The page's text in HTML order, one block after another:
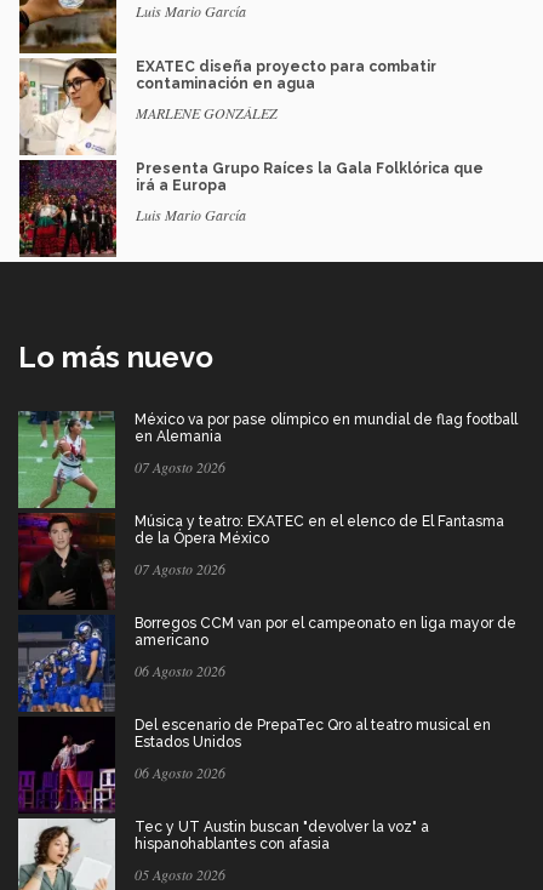
Luis Mario García
EXATEC diseña proyecto para combatir
contaminación en agua
MARLENE GONZÁLEZ
Presenta Grupo Raíces la Gala Folklórica que
irá a Europa
Luis Mario García
Lo más nuevo
México va por pase olímpico en mundial de flag football
en Alemania
07 Agosto 2026
Música y teatro: EXATEC en el elenco de El Fantasma
de la Ópera México
07 Agosto 2026
Borregos CCM van por el campeonato en liga mayor de
americano
06 Agosto 2026
Del escenario de PrepaTec Qro al teatro musical en
Estados Unidos
06 Agosto 2026
Tec y UT Austin buscan "devolver la voz" a
hispanohablantes con afasia
05 Agosto 2026